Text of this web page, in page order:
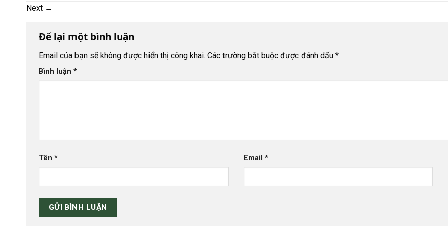
Next →
Để lại một bình luận
Email của bạn sẽ không được hiển thị công khai. Các trường bắt buộc được đánh dấu *
Bình luận *
Tên * Email *